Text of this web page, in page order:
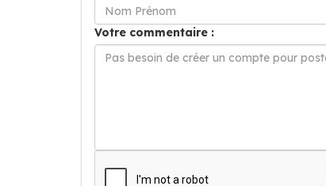
Votre commentaire :